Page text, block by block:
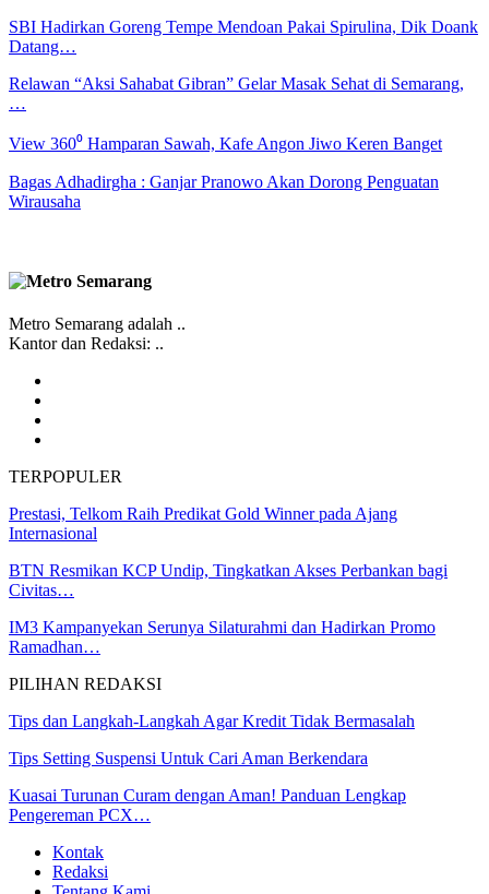
SBI Hadirkan Goreng Tempe Mendoan Pakai Spirulina, Dik Doank
Datang…
Relawan “Aksi Sahabat Gibran” Gelar Masak Sehat di Semarang,
…
View 360⁰ Hamparan Sawah, Kafe Angon Jiwo Keren Banget
Bagas Adhadirgha : Ganjar Pranowo Akan Dorong Penguatan
Wirausaha
Metro Semarang adalah ..
Kantor dan Redaksi: ..
TERPOPULER
Prestasi, Telkom Raih Predikat Gold Winner pada Ajang
Internasional
BTN Resmikan KCP Undip, Tingkatkan Akses Perbankan bagi
Civitas…
IM3 Kampanyekan Serunya Silaturahmi dan Hadirkan Promo
Ramadhan…
PILIHAN REDAKSI
Tips dan Langkah-Langkah Agar Kredit Tidak Bermasalah
Tips Setting Suspensi Untuk Cari Aman Berkendara
Kuasai Turunan Curam dengan Aman! Panduan Lengkap
Pengereman PCX…
Kontak
Redaksi